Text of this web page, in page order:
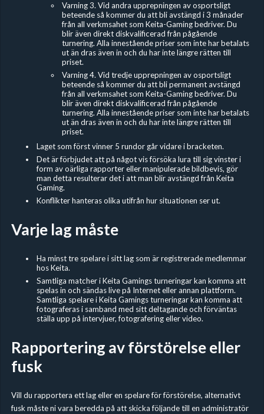
Varning 3. Vid andra upprepningen av osportsligt
beteende så kommer du att bli avstängd i 3 månader
från all verkmsahet som Keita-Gaming bedriver. Du
blir även direkt diskvalificerad från pågående
turnering. Alla innestående priser som inte har betalats
ut än dras även in och du har inte längre rätten till
priset.
Varning 4. Vid tredje upprepningen av osportsligt
beteende så kommer du att bli permanent avstängd
från all verkmsahet som Keita-Gaming bedriver. Du
blir även direkt diskvalificerad från pågående
turnering. Alla innestående priser som inte har betalats
ut än dras även in och du har inte längre rätten till
priset.
Laget som först vinner 5 rundor går vidare i bracketen.
Det är förbjudet att på något vis försöka lura till sig vinster i
form av oärliga rapporter eller manipulerade bildbevis, gör
man detta resulterar det i att man blir avstängd från Keita
Gaming.
Konflikter hanteras olika utifrån hur situationen ser ut.
Varje lag måste
Ha minst tre spelare i sitt lag som är registrerade medlemmar
hos Keita.
Samtliga matcher i Keita Gamings turneringar kan komma att
spelas in och sändas live på Internet eller annan plattform.
Samtliga spelare i Keita Gamings turneringar kan komma att
fotograferas i samband med sitt deltagande och förväntas
ställa upp på intervjuer, fotografering eller video.
Rapportering av förstörelse eller
fusk
Vill du rapportera ett lag eller en spelare för förstörelse, alternativt
fusk måste ni vara beredda på att skicka följande till en administratör